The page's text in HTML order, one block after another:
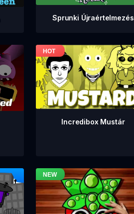
Sprunki Újraértelmezés
Incredibox Mustár